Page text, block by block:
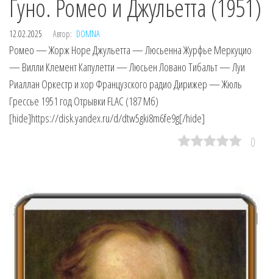
Гуно. Ромео и Джульетта (1951)
12.02.2025 Автор: DOMNA
Ромео — Жорж Норе Джульетта — Люсьенна Журфье Меркуцио
— Вилли Клемент Капулетти — Люсьен Ловано Тибальт — Луи
Риаллан Оркестр и хор Французского радио Дирижер — Жюль
Грессье 1951 год Отрывки FLAC (187 Мб)
[hide]https://disk.yandex.ru/d/dtw5gki8m6fe9g[/hide]
0